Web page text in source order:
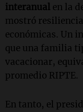
interanual en la
mostró
económicas. Un
que una familia
vacacionar,
promedio RIPTE.
En tanto, el